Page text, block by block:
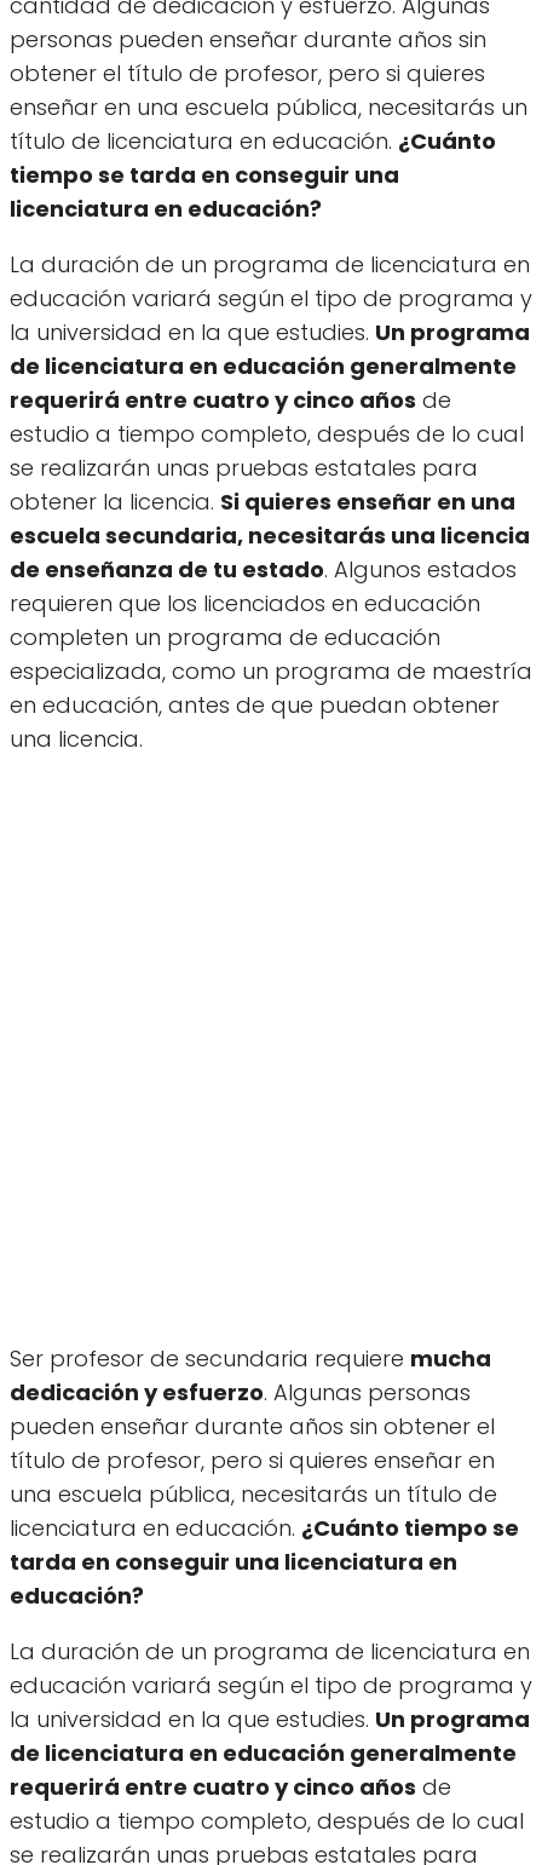
personas pueden enseñar durante años sin
obtener el título de profesor, pero si quieres
enseñar en una escuela pública, necesitarás un
título de licenciatura en educación. ¿Cuánto
tiempo se tarda en conseguir una
licenciatura en educación?
La duración de un programa de licenciatura en
educación variará según el tipo de programa y
la universidad en la que estudies. Un programa
de licenciatura en educación generalmente
requerirá entre cuatro y cinco años de
estudio a tiempo completo, después de lo cual
se realizarán unas pruebas estatales para
obtener la licencia. Si quieres enseñar en una
escuela secundaria, necesitarás una licencia
de enseñanza de tu estado. Algunos estados
requieren que los licenciados en educación
completen un programa de educación
especializada, como un programa de maestría
en educación, antes de que puedan obtener
una licencia.
Ser profesor de secundaria requiere mucha
dedicación y esfuerzo. Algunas personas
pueden enseñar durante años sin obtener el
título de profesor, pero si quieres enseñar en
una escuela pública, necesitarás un título de
licenciatura en educación. ¿Cuánto tiempo se
tarda en conseguir una licenciatura en
educación?
La duración de un programa de licenciatura en
educación variará según el tipo de programa y
la universidad en la que estudies. Un programa
de licenciatura en educación generalmente
requerirá entre cuatro y cinco años de
estudio a tiempo completo, después de lo cual
se realizarán unas pruebas estatales para